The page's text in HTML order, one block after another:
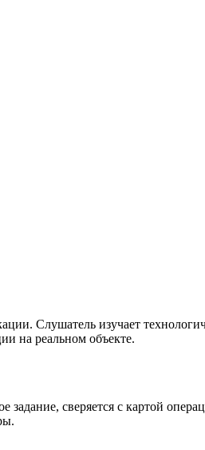
Слушатель изучает
на реальном объекте.
сверяется с картой